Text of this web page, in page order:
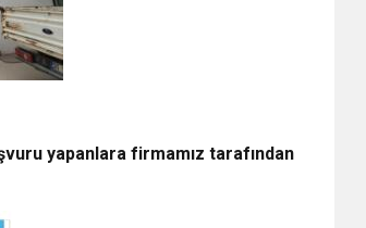
yapanlara firmamız tarafından